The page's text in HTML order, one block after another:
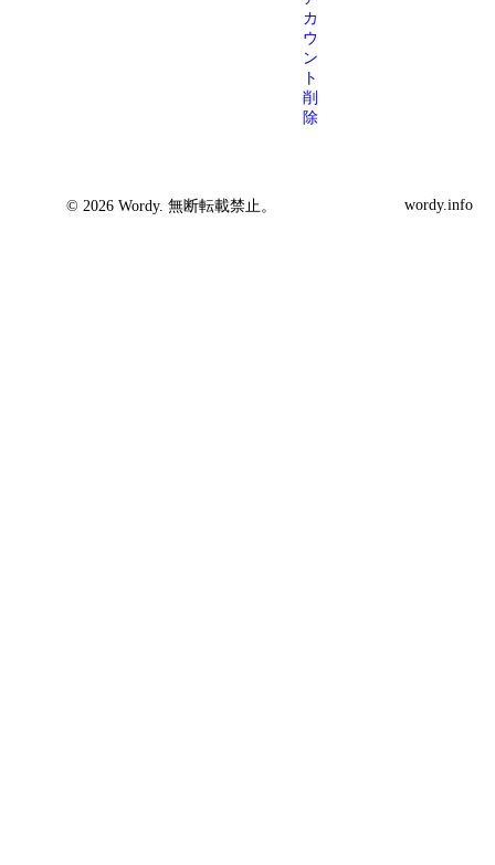
カ
ウ
ン
ト
削
除
© 2026 Wordy. 無断転載禁止。 wordy.info